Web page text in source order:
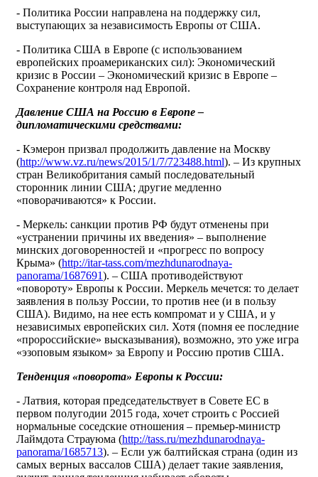
- Политика России направлена на поддержку сил,
выступающих за независимость Европы от США.
- Политика США в Европе (с использованием
европейских проамериканских сил): Экономический
кризис в России – Экономический кризис в Европе –
Сохранение контроля над Европой.
Давление США на Россию в Европе –
дипломатическими средствами:
- Кэмерон призвал продолжить давление на Москву
(http://www.vz.ru/news/2015/1/7/723488.html). – Из крупных
стран Великобритания самый последовательный
сторонник линии США; другие медленно
«поворачиваются» к России.
- Меркель: санкции против РФ будут отменены при
«устранении причины их введения» – выполнение
минских договоренностей и «прогресс по вопросу
Крыма» (http://itar-tass.com/mezhdunarodnaya-
panorama/1687691). – США противодействуют
«повороту» Европы к России. Меркель мечется: то делает
заявления в пользу России, то против нее (и в пользу
США). Видимо, на нее есть компромат и у США, и у
независимых европейских сил. Хотя (помня ее последние
«пророссийские» высказывания), возможно, это уже игра
«эзоповым языком» за Европу и Россию против США.
Тенденция «поворота» Европы к России:
- Латвия, которая председательствует в Совете ЕС в
первом полугодии 2015 года, хочет строить с Россией
нормальные соседские отношения – премьер-министр
Лаймдота Страуюма (http://tass.ru/mezhdunarodnaya-
panorama/1685713). – Если уж балтийская страна (один из
самых верных вассалов США) делает такие заявления,